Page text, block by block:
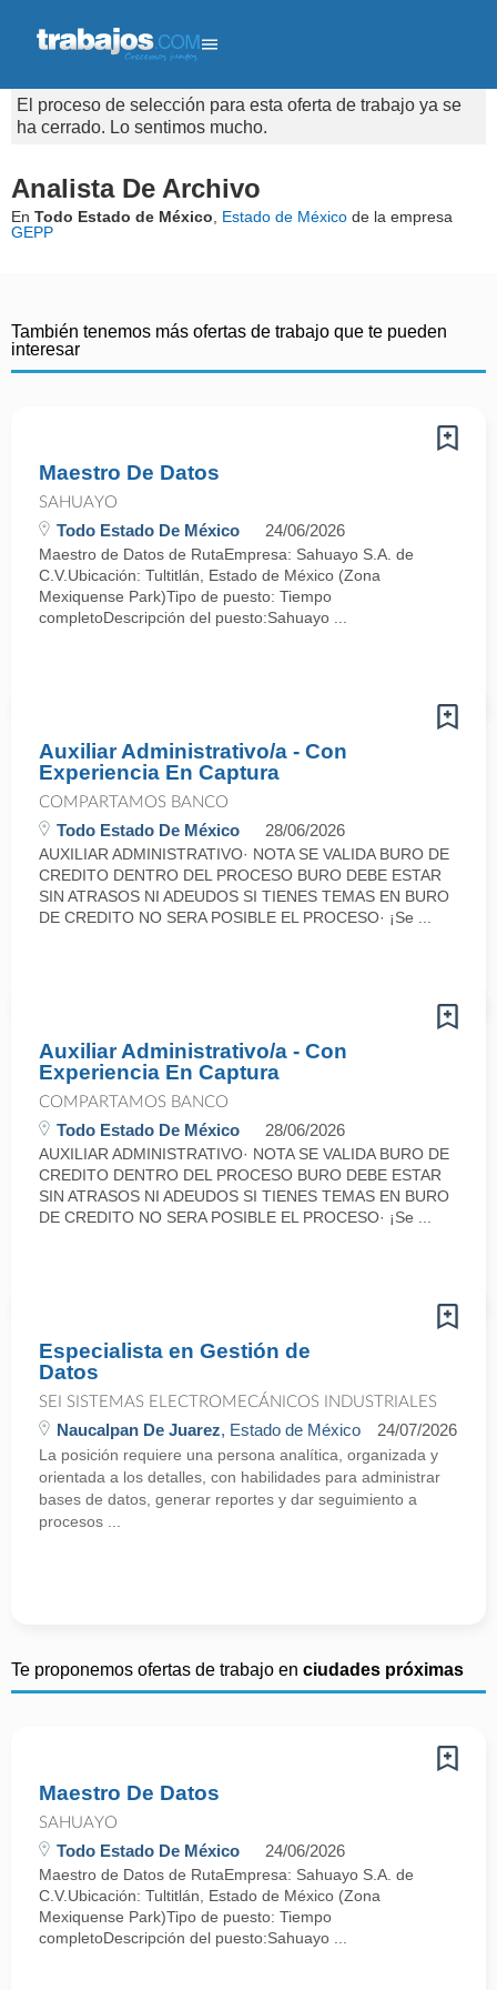
El proceso de selección para esta oferta de trabajo ya se
ha cerrado. Lo sentimos mucho.
Analista De Archivo
En Todo Estado de México Estado de México de la empresa
GEPP
También tenemos más ofertas de trabajo que te pueden
interesar
Maestro De Datos
SAHUAYO
Todo Estado De México 24/06/2026
Maestro de Datos de RutaEmpresa: Sahuayo S.A. de
C.V.Ubicación: Tultitlán, Estado de México (Zona
Mexiquense Park)Tipo de puesto: Tiempo
completoDescripción del puesto:Sahuayo ...
Auxiliar Administrativo/a - Con
Experiencia En Captura
COMPARTAMOS BANCO
Todo Estado De México 28/06/2026
AUXILIAR ADMINISTRATIVO· NOTA SE VALIDA BURO DE
CREDITO DENTRO DEL PROCESO BURO DEBE ESTAR
SIN ATRASOS NI ADEUDOS SI TIENES TEMAS EN BURO
DE CREDITO NO SERA POSIBLE EL PROCESO· ¡Se ...
Auxiliar Administrativo/a - Con
Experiencia En Captura
COMPARTAMOS BANCO
Todo Estado De México 28/06/2026
AUXILIAR ADMINISTRATIVO· NOTA SE VALIDA BURO DE
CREDITO DENTRO DEL PROCESO BURO DEBE ESTAR
SIN ATRASOS NI ADEUDOS SI TIENES TEMAS EN BURO
DE CREDITO NO SERA POSIBLE EL PROCESO· ¡Se ...
Especialista en Gestión de
Datos
SEI SISTEMAS ELECTROMECÁNICOS INDUSTRIALES
Naucalpan De Juarez, Estado de México 24/07/2026
La posición requiere una persona analítica, organizada y
orientada a los detalles, con habilidades para administrar
bases de datos, generar reportes y dar seguimiento a
procesos ...
Te proponemos ofertas de trabajo en ciudades próximas
Maestro De Datos
SAHUAYO
Todo Estado De México 24/06/2026
Maestro de Datos de RutaEmpresa: Sahuayo S.A. de
C.V.Ubicación: Tultitlán, Estado de México (Zona
Mexiquense Park)Tipo de puesto: Tiempo
completoDescripción del puesto:Sahuayo ...